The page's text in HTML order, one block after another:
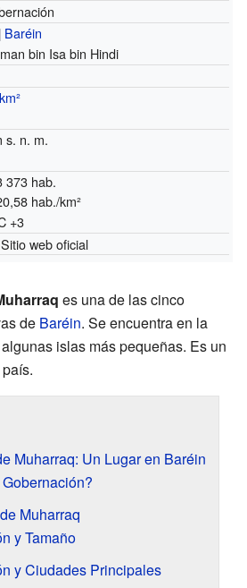
Baréin
bin Isa bin Hindi
km²
s. n. m.
373 hab.
hab./km²
+3
Sitio web oficial
es una de las cinco
de Baréin. Se encuentra en la
islas más pequeñas. Es un
Muharraq: Un Lugar en Baréin
Muharraq
y Tamaño
y Ciudades Principales